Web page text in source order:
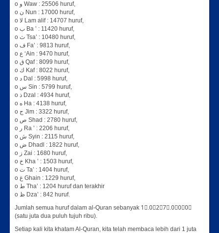
o و Waw : 25506 huruf,
o ن Nun : 17000 huruf,
o لا Lam alif : 14707 huruf,
o ب Ba ’ : 11420 huruf,
o ث Tsa’ : 10480 huruf,
o ف Fa’ : 9813 huruf,
o ع ‘Ain : 9470 huruf,
o ق Qaf : 8099 huruf,
o ك Kaf : 8022 huruf,
o د Dal : 5998 huruf,
o س Sin : 5799 huruf,
o ذ Dzal : 4934 huruf,
o ه Ha : 4138 huruf,
o ج Jim : 3322 huruf,
o ص Shad : 2780 huruf,
o ر Ra ’ : 2206 huruf,
o ش Syin : 2115 huruf,
o ض Dhadl : 1822 huruf,
o ز Zai : 1680 huruf,
o خ Kha ’ : 1503 huruf,
o ت Ta’ : 1404 huruf,
o غ Ghain : 1229 huruf,
o ط Tha’ : 1204 huruf dan terakhir
o ظ Dza’ : 842 huruf.
Jumlah semua huruf dalam al-Quran sebanyak 1⃣.0⃣2⃣7⃣.0⃣0⃣0⃣
(satu juta dua puluh tujuh ribu).
Setiap kali kita khatam Al-Quran, kita telah membaca lebih dari 1 juta